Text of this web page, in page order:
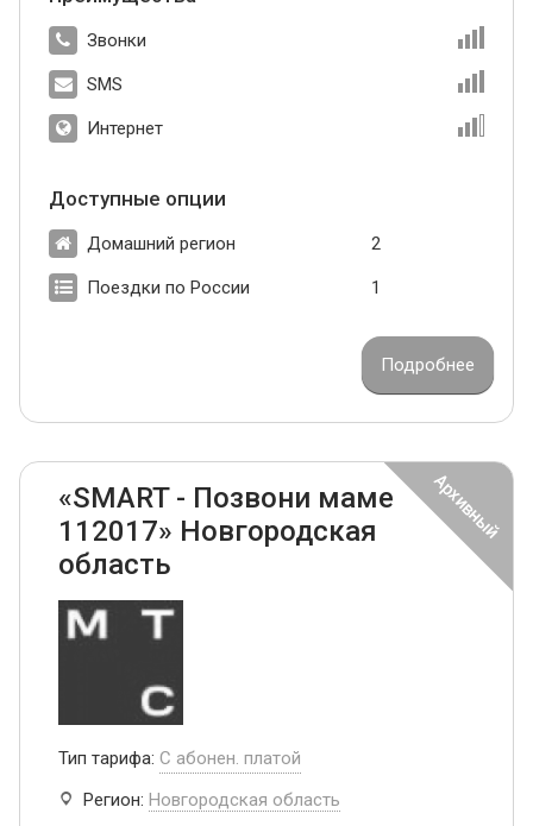
Звонки
SMS
Интернет
Доступные опции
Домашний регион 2
Поездки по России 1
Подробнее
«SMART - Позвони маме
112017» Новгородская
область
Тип тарифа: С абонен. платой
Регион: Новгородская область